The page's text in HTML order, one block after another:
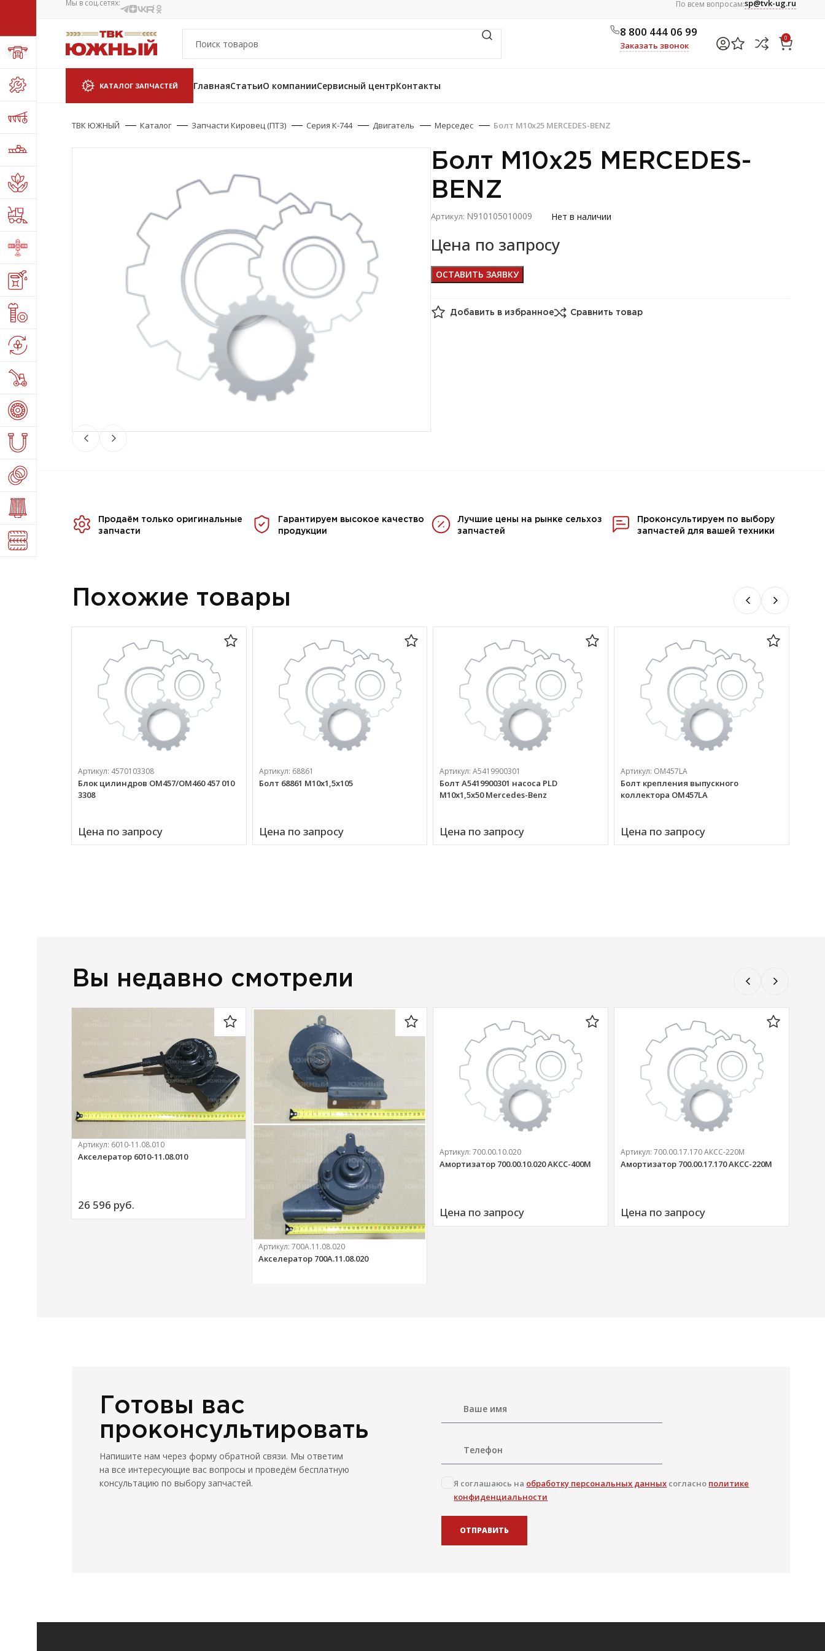
Мы в соц.сетях: По всем вопросам:sp@tvk-ug.ru
8 800 444 06 99
Заказать звонок
0
КАТАЛОГ ЗАПЧАСТЕЙ ГлавнаяСтатьиО компанииСервисный центрКонтакты
ТВК ЮЖНЫЙ Каталог Запчасти Кировец (ПТЗ) Серия К-744 Двигатель Мерседес Болт М10х25 MERCEDES-BENZ
Болт М10х25 MERCEDES-
BENZ
Артикул: N910105010009 Нет в наличии
Цена по запросу
ОСТАВИТЬ ЗАЯВКУ
Добавить в избранное Сравнить товар
Продаём только оригинальные
запчасти
Гарантируем высокое качество
продукции
Лучшие цены на рынке сельхоз
запчастей
Проконсультируем по выбору
запчастей для вашей техники
Похожие товары
Артикул: 4570103308
Блок цилиндров OM457/OM460 457 010
3308
Цена по запросу
Артикул: 68861
Болт 68861 М10х1,5х105
Цена по запросу
Артикул:A5419900301
Болт A5419900301 насоса PLD
М10х1,5х50 Mercedes-Benz
Цена по запросу
Артикул: ОМ457LA
Болт крепления выпускного
коллектора ОМ457LA
Цена по запросу
Вы недавно смотрели
Артикул: 6010-11.08.010
Акселератор 6010-11.08.010
26 596 руб.
Артикул:700А.11.08.020
Акселератор 700А.11.08.020
Артикул:700.00.10.020
Амортизатор 700.00.10.020 АКСС-400М
Цена по запросу
Артикул:700.00.17.170 АКСС-220М
Амортизатор 700.00.17.170 АКСС-220М
Цена по запросу
Готовы вас
проконсультировать
Напишите нам через форму обратной связи. Мы ответим
на все интересующие вас вопросы и проведём бесплатную
консультацию по выбору запчастей.
Я соглашаюсь на обработку персональных данных согласно политике
конфиденциальности
ОТПРАВИТЬ